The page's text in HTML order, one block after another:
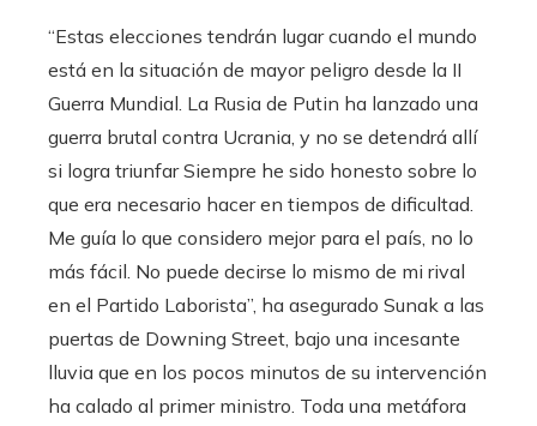
“Estas elecciones tendrán lugar cuando el mundo
está en la situación de mayor peligro desde la II
Guerra Mundial. La Rusia de Putin ha lanzado una
guerra brutal contra Ucrania, y no se detendrá allí
si logra triunfar Siempre he sido honesto sobre lo
que era necesario hacer en tiempos de dificultad.
Me guía lo que considero mejor para el país, no lo
más fácil. No puede decirse lo mismo de mi rival
en el Partido Laborista”, ha asegurado Sunak a las
puertas de Downing Street, bajo una incesante
lluvia que en los pocos minutos de su intervención
ha calado al primer ministro. Toda una metáfora